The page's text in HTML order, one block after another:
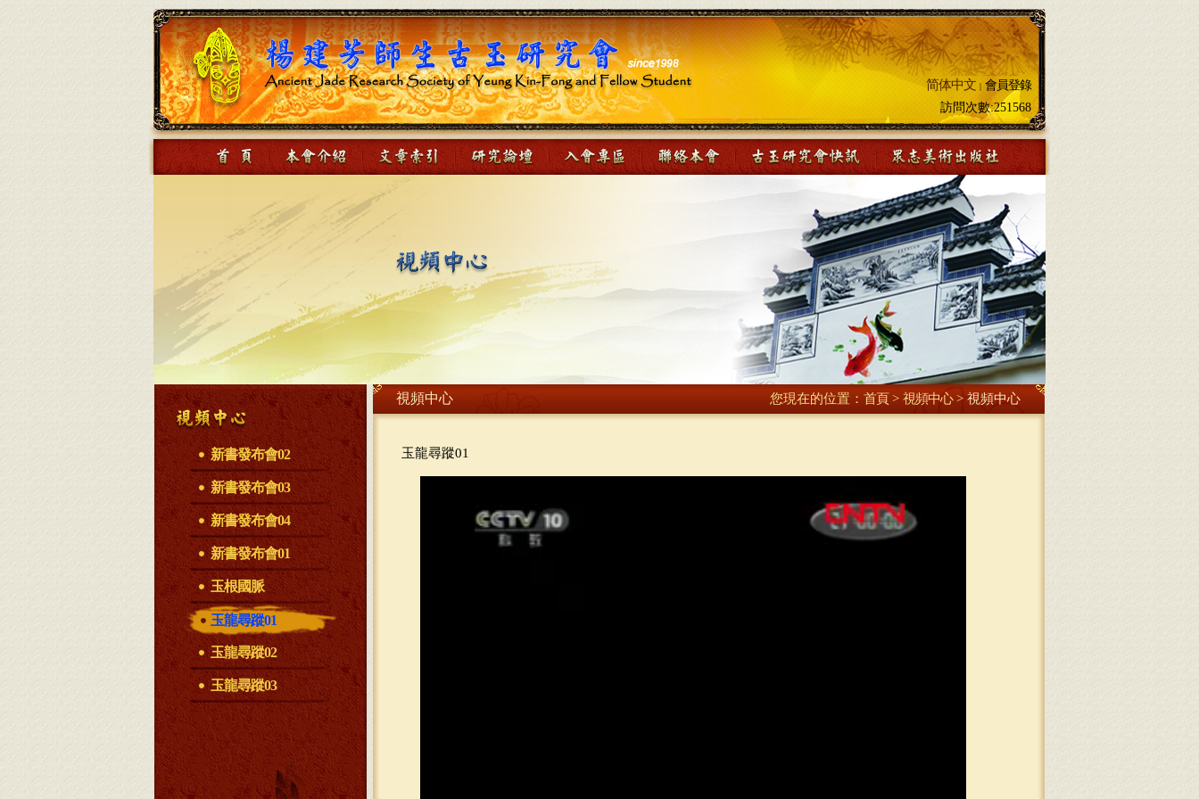
简体中文 | 會員登錄
訪問次數:251568
新書發布會02
新書發布會03
新書發布會04
新書發布會01
玉根國脈
玉龍尋蹤01
玉龍尋蹤02
玉龍尋蹤03
視頻中心 您現在的位置： 首頁> 視頻中心> 視頻中心
玉龍尋蹤01